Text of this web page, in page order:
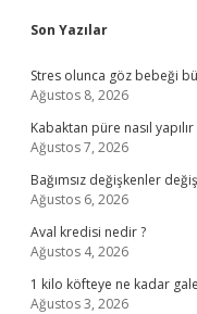
Sidebar
Son Yazılar
Stres olunca göz bebeği
Ağustos 8, 2026
Kabaktan püre nasıl yapılır
Ağustos 7, 2026
Bağımsız değişkenler
Ağustos 6, 2026
Aval kredisi nedir ?
Ağustos 4, 2026
1 kilo köfteye ne kadar
Ağustos 3, 2026